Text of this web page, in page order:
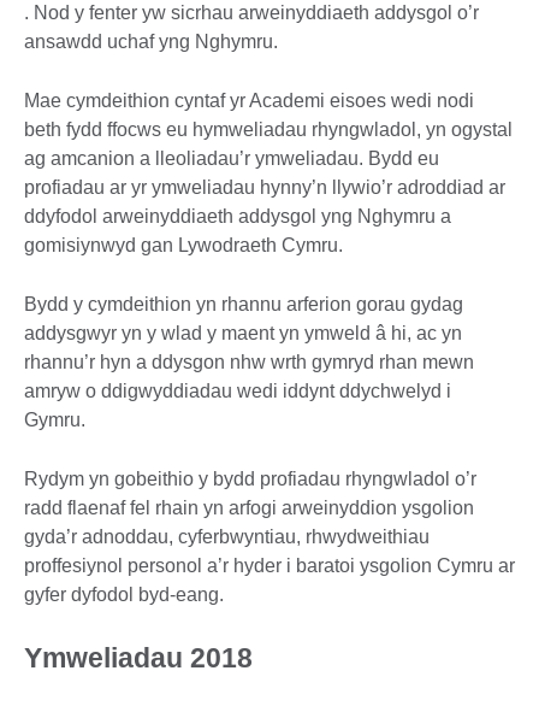
. Nod y fenter yw sicrhau arweinyddiaeth addysgol o’r
ansawdd uchaf yng Nghymru.
Mae cymdeithion cyntaf yr Academi eisoes wedi nodi
beth fydd ffocws eu hymweliadau rhyngwladol, yn ogystal
ag amcanion a lleoliadau’r ymweliadau. Bydd eu
profiadau ar yr ymweliadau hynny’n llywio’r adroddiad ar
ddyfodol arweinyddiaeth addysgol yng Nghymru a
gomisiynwyd gan Lywodraeth Cymru.
Bydd y cymdeithion yn rhannu arferion gorau gydag
addysgwyr yn y wlad y maent yn ymweld â hi, ac yn
rhannu’r hyn a ddysgon nhw wrth gymryd rhan mewn
amryw o ddigwyddiadau wedi iddynt ddychwelyd i
Gymru.
Rydym yn gobeithio y bydd profiadau rhyngwladol o’r
radd flaenaf fel rhain yn arfogi arweinyddion ysgolion
gyda’r adnoddau, cyferbwyntiau, rhwydweithiau
proffesiynol personol a’r hyder i baratoi ysgolion Cymru ar
gyfer dyfodol byd-eang.
Ymweliadau 2018